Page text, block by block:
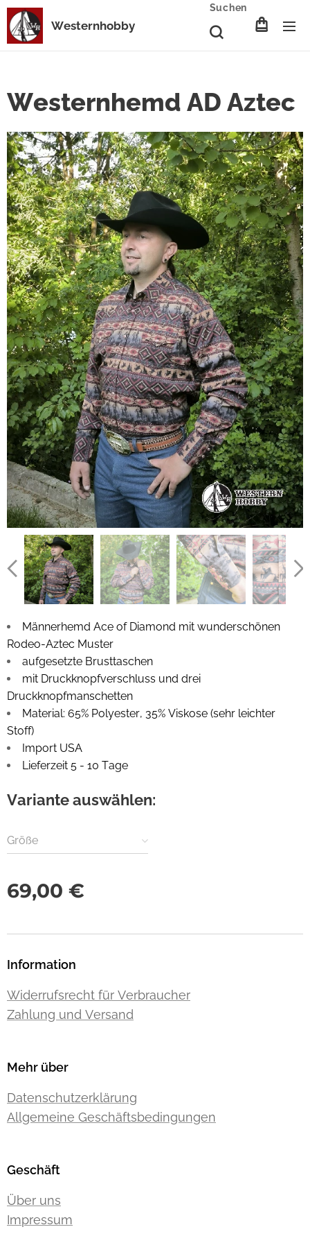
Westernhobby
Suchen
Westernhemd AD Aztec
Männerhemd Ace of Diamond mit wunderschönen
Rodeo-Aztec Muster
aufgesetzte Brusttaschen
mit Druckknopfverschluss und drei
Druckknopfmanschetten
Material: 65% Polyester, 35% Viskose (sehr leichter
Stoff)
Import USA
Lieferzeit 5 - 10 Tage
Variante auswählen:
Größe
69,00 €
Information
Widerrufsrecht für Verbraucher
Zahlung und Versand
Mehr über
Datenschutzerklärung
Allgemeine Geschäftsbedingungen
Geschäft
Über uns
Impressum